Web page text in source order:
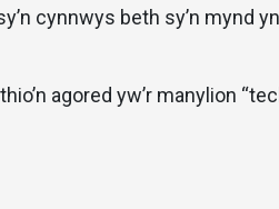
cynnwys beth sy’n mynd
agored yw’r manylion